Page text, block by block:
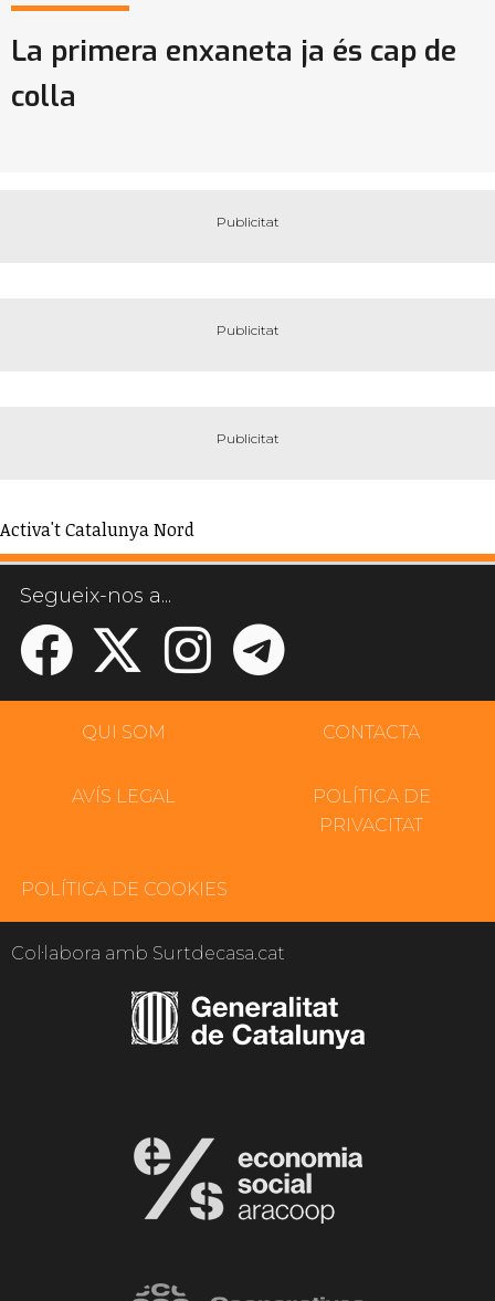
La primera enxaneta ja és cap de
colla
Activa't Catalunya Nord
Segueix-nos a...
QUI SOM CONTACTA
AVÍS LEGAL
POLÍTICA DE
PRIVACITAT
POLÍTICA DE COOKIES
Col·labora amb Surtdecasa.cat